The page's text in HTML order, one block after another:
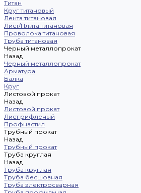
Титан
Круг титановый
Лента титановая
Лист/Плита титановая
Проволока титановая
Труба титановая
Черный металлопрокат
Назад
Черный металлопрокат
Арматура
Балка
Круг
Листовой прокат
Назад
Листовой прокат
Лист рифленый
Профнастил
Трубный прокат
Назад
Трубный прокат
Труба круглая
Назад
Труба круглая
Труба бесшовная
Труба электросварная